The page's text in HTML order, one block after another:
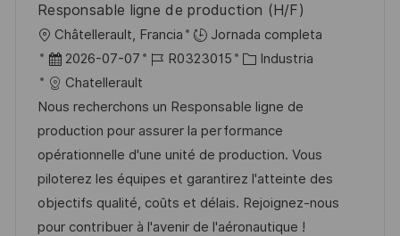
b
l
i
c
a
c
i
ó
n
o
Responsable ligne de production (H/F)
U
b
c
a
c
i
ó
n
Châtellerault, Francia
Jornada completa
F
e
c
h
a
d
e
p
2026-07-07
I
d
e
e
m
p
l
R0323015
C
t
e
g
o
r
í
Industria
Chatellerault
Nous recherchons un Responsable ligne de
production pour assurer la performance
opérationnelle d'une unité de production. Vous
piloterez les équipes et garantirez l'atteinte des
objectifs qualité, coûts et délais. Rejoignez-nous
pour contribuer à l'avenir de l'aéronautique !